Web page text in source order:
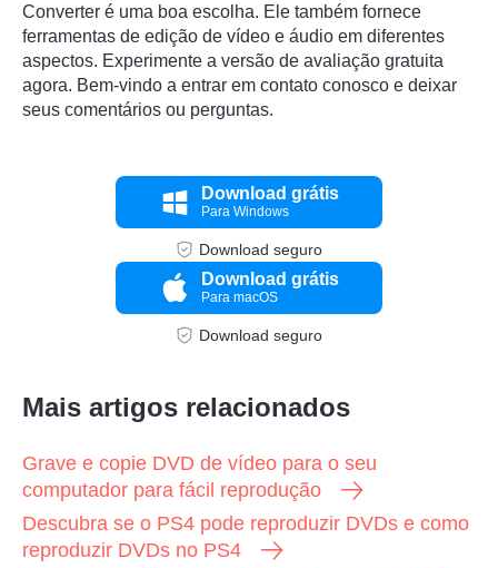
Converter é uma boa escolha. Ele também fornece
ferramentas de edição de vídeo e áudio em diferentes
aspectos. Experimente a versão de avaliação gratuita
agora. Bem-vindo a entrar em contato conosco e deixar
seus comentários ou perguntas.
Download grátis
Para Windows
Download seguro
Download grátis
Para macOS
Download seguro
Mais artigos relacionados
Grave e copie DVD de vídeo para o seu
computador para fácil reprodução
Descubra se o PS4 pode reproduzir DVDs e como
reproduzir DVDs no PS4